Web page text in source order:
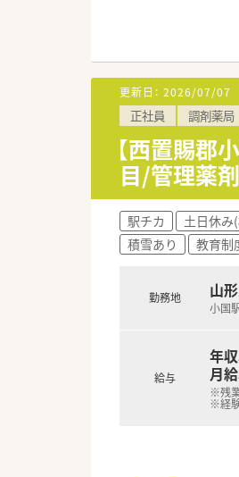
『育
『平均
『選べ
・ナシ
・エリ
■薬剤
中途入
その中
せた
ご入社
『発
入社
す。
経験
≪薬
クリ
患者
更新日： 2026/07/07
正社員 調剤薬局
【西置賜郡
目/管理薬
駅チカ 土日休み
積雪あり
教育制
勤務地 山
小国
給与
年
月
※残
※経